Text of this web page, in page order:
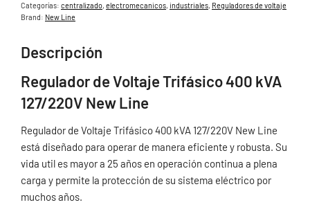
Categorías: centralizado, electromecanicos, industriales, Reguladores de voltaje
Brand: New Line
Descripción
Regulador de Voltaje Trifásico 400 kVA
127/220V New Line
Regulador de Voltaje Trifásico 400 kVA 127/220V New Line
está diseñado para operar de manera eficiente y robusta. Su
vida util es mayor a 25 años en operación continua a plena
carga y permite la protección de su sistema eléctrico por
muchos años.